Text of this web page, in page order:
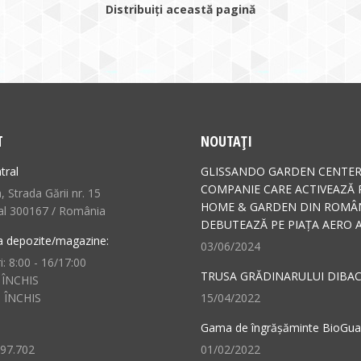
Distribuiți această pagină
Strada Gării nr. 15
300167 / România
depozite/magazine:
8:00 - 16/17:00
NOUTAȚI
GLISSANDO GARDEN
COMPANIE CARE ACTIVEAZĂ
HOME & GARDEN DIN
DEBUTEAZĂ PE PIAȚA AERO
03/06/2024
TRUSA GRĂDINARULUI
15/04/2022
Gama de îngrășăminte
01/02/2022